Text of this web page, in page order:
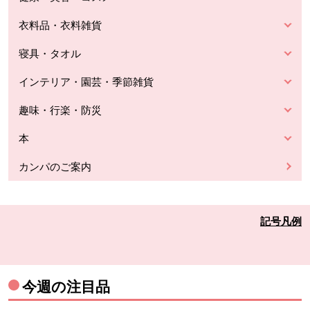
衣料品・衣料雑貨
寝具・タオル
インテリア・園芸・季節雑貨
趣味・行楽・防災
本
カンパのご案内
記号凡例
今週の注目品